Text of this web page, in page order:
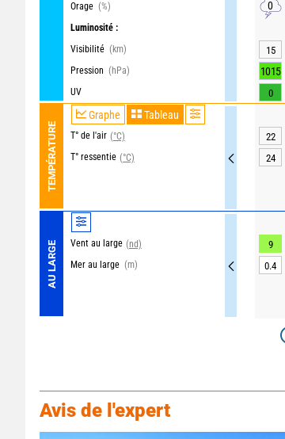
Orage (%)
Luminosité :
Visibilité (km)
Pression (hPa)
UV
TEMPÉRATURE
Graphe Tableau
T° de l'air (°C)
T° ressentie (°C)
AU LARGE Vent au large (nd)
Mer au large (m)
0
15
1015
0
22
24
9
0.4
Avis de l'expert